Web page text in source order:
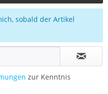
sobald der Artikel
zur Kenntnis